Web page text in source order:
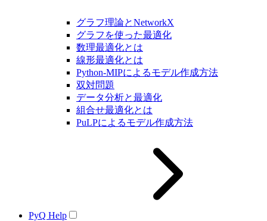
グラフ理論とNetworkX
グラフを使った最適化
数理最適化とは
線形最適化とは
Python-MIPによるモデル作成方法
双対問題
データ分析と最適化
組合せ最適化とは
PuLPによるモデル作成方法
PyQ Help